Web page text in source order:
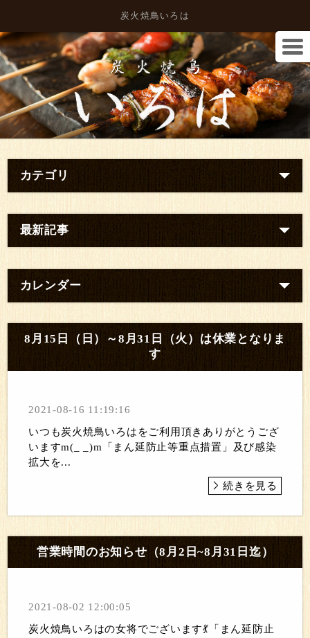
炭火焼鳥いろは
カテゴリ
最新記事
カレンダー
8月15日（日）～8月31日（火）は休業となりま
す
2021-08-16 11:19:16
いつも炭火焼鳥いろはをご利用頂きありがとうござ
いますm(_ _)m「まん延防止等重点措置」及び感染
拡大を...
続きを見る
営業時間のお知らせ（8月2日~8月31日迄）
2021-08-02 12:00:05
炭火焼鳥いろはの女将でございます💃「まん延防止